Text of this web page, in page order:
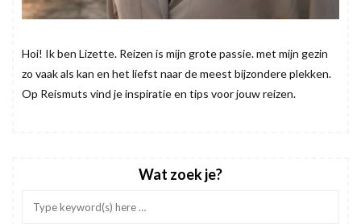
Hoi! Ik ben Lizette. Reizen is mijn grote passie. met mijn gezin
zo vaak als kan en het liefst naar de meest bijzondere plekken.
Op Reismuts vind je inspiratie en tips voor jouw reizen.
Wat zoek je?